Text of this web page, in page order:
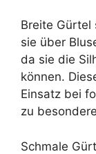
Breite Gürtel
sie über
da sie die
können.
Einsatz bei
zu
Schmale